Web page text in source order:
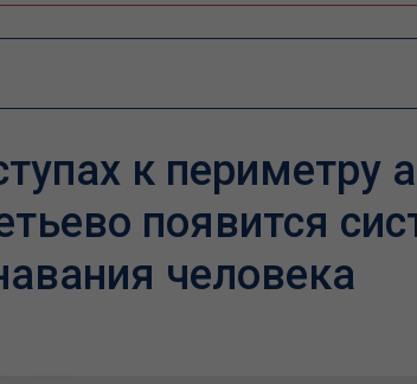
к периметру
появится
человека